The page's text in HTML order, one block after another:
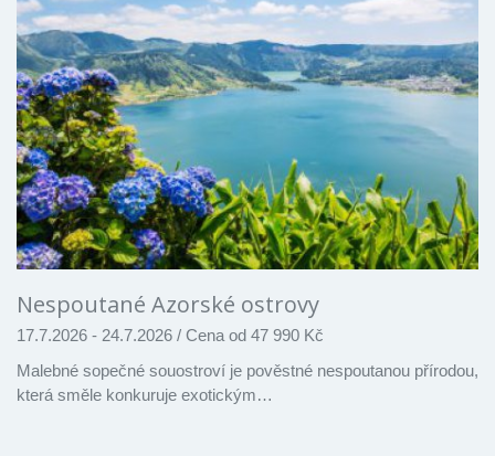
Nespoutané Azorské ostrovy
17.7.2026 - 24.7.2026 / Cena od 47 990 Kč
Malebné sopečné souostroví je pověstné nespoutanou přírodou,
která směle konkuruje exotickým…